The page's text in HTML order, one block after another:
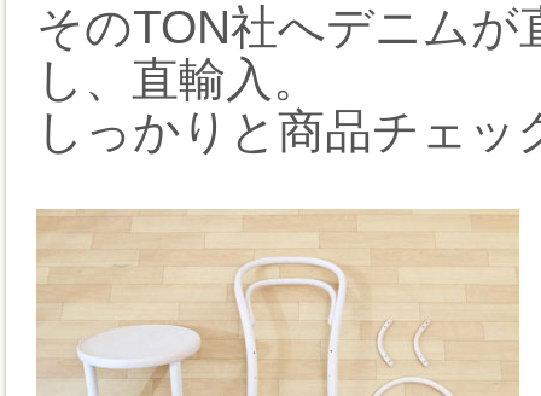
そのTON社へデニム
し、直輸入。
しっかりと商品チェ